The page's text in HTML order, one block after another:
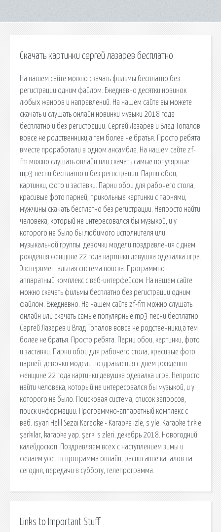
Скачать картинки сергей лазарев бесплатно
На нашем сайте можно скачать фильмы бесплатно без
регистрации одним файлом. Ежедневно десятки новинок
любых жанров и направлений. На нашем сайте вы можете
скачать и слушать онлайн новинки музыки 2018 года
бесплатно и без регистрации. Сергей Лазарев и Влад Топалов
вовсе не родственники,а тем более не братья. Просто ребята
вместе проработали в одном ансамбле. На нашем сайте zf-
fm можно слушать онлайн или скачать самые популярные
mp3 песни бесплатно и без регистрации. Парни обои,
картинки, фото и заставки. Парни обои для рабочего стола,
красивые фото парней, прикольные картинки с парнями,
мужчины скачать бесплатно без регистрации. Непросто найти
человека, который не интересовался бы музыкой, и у
которого не было бы любимого исполнителя или
музыкальной группы. девочки модели поздравления с днем
рождения женщине 22 года картинки девушка одевалка игра.
Экспериментальная система поиска. Программно-
аппаратный комплекс с веб-интерфейсом. На нашем сайте
можно скачать фильмы бесплатно без регистрации одним
файлом. Ежедневно. На нашем сайте zf-fm можно слушать
онлайн или скачать самые популярные mp3 песни бесплатно.
Сергей Лазарев и Влад Топалов вовсе не родственники,а тем
более не братья. Просто ребята. Парни обои, картинки, фото
и заставки. Парни обои для рабочего стола, красивые фото
парней. девочки модели поздравления с днем рождения
женщине 22 года картинки девушка одевалка игра. Непросто
найти человека, который не интересовался бы музыкой, и у
которого не было. Поисковая сиcтема, список запросов,
поиск информации. Программно-аппаратный комплекс с
веб. isyan Halil Sezai Karaoke - Karaoke izle, s yle. Karaoke t rk e
şarkılar, karaoke yap. şarkı s zleri. декабрь 2018. Новогодний
калейдоскоп. Поздравляем всех с наступлением зимы и
желаем уже. тв программа онлайн, расписание каналов на
сегодня, передачи в субботу, телепрограмма.
Links to Important Stuff